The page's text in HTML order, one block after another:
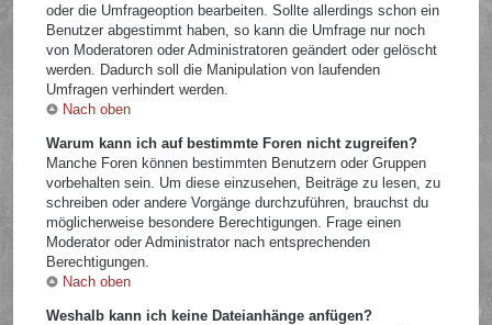
oder die Umfrageoption bearbeiten. Sollte allerdings schon ein
Benutzer abgestimmt haben, so kann die Umfrage nur noch
von Moderatoren oder Administratoren geändert oder gelöscht
werden. Dadurch soll die Manipulation von laufenden
Umfragen verhindert werden.
Nach oben
Warum kann ich auf bestimmte Foren nicht zugreifen?
Manche Foren können bestimmten Benutzern oder Gruppen
vorbehalten sein. Um diese einzusehen, Beiträge zu lesen, zu
schreiben oder andere Vorgänge durchzuführen, brauchst du
möglicherweise besondere Berechtigungen. Frage einen
Moderator oder Administrator nach entsprechenden
Berechtigungen.
Nach oben
Weshalb kann ich keine Dateianhänge anfügen?